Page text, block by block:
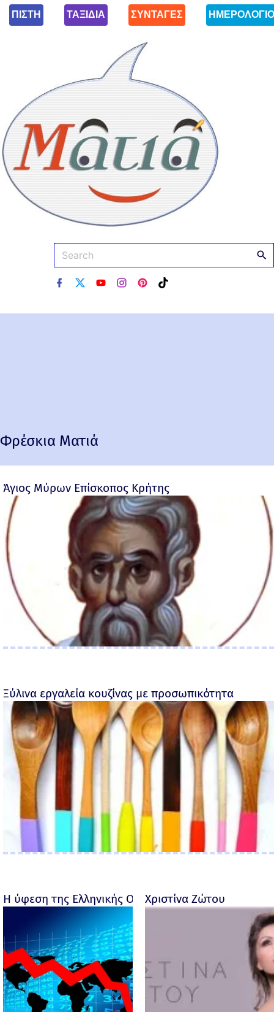
ΠΙΣΤΗ ΤΑΞΙΔΙΑ ΣΥΝΤΑΓΕΣ ΗΜΕΡΟΛΟΓΙΟ
Φρέσκια Ματιά
Άγιος Μύρων Επίσκοπος Κρήτης
Ξύλινα εργαλεία κουζίνας με προσωπικότητα
Η ύφεση της Ελληνικής Οικονομίας - Ροσέτος
Χριστίνα Ζώτου